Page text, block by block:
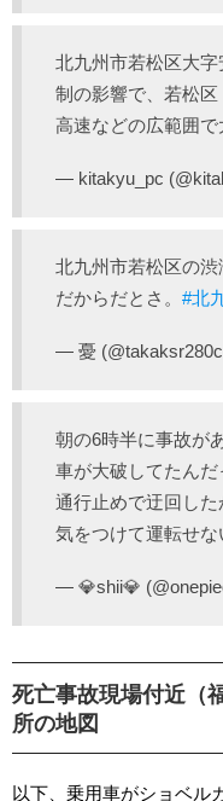
北九州市若松区大
制の影響で、若松
高速などの広範囲で
— kitakyu_pc
北九州市若松区の
だからだとさ。 #北
— 憂
朝の6時半に事故が
車が大破してたん
通行止めで迂回し
気をつけて運転せな
— 💎shii💎
死亡事故現場付近（
所の地図
以下、乗用車がショベル